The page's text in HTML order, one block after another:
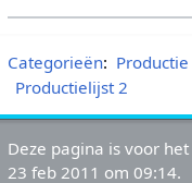
Categorieën: Productie
Productielijst 2
Deze pagina is voor
23 feb 2011 om 09:14.